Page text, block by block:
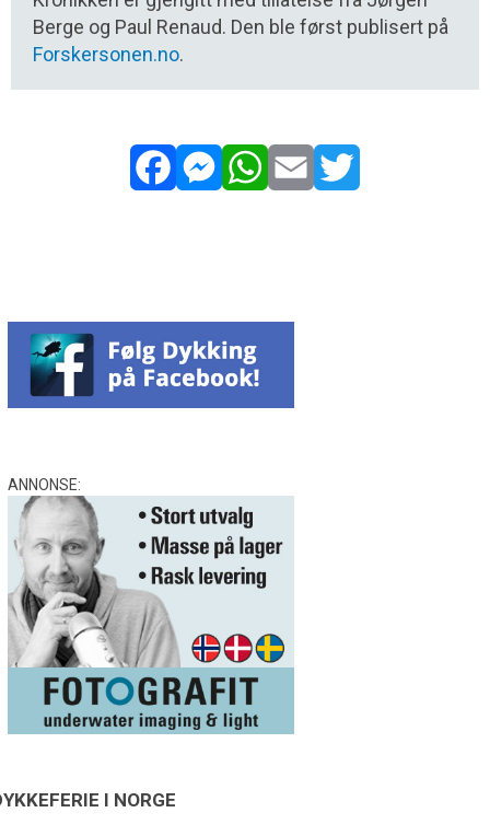
Berge og Paul Renaud. Den ble først publisert på
Forskersonen.no.
ANNONSE:
I NORGE